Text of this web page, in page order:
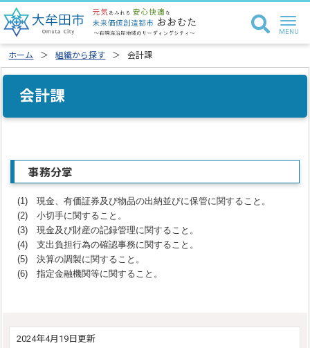
ホーム 組織から探す 会計課
会計課
事務分掌
(1) 現金、有価証券及び物品の出納並びに保管に関すること。
(2) 小切手に関すること。
(3) 現金及び財産の記録管理に関すること。
(4) 支出負担行為の確認事務に関すること。
(5) 決算の調製に関すること。
(6) 指定金融機関等に関すること。
2024年4月19日更新